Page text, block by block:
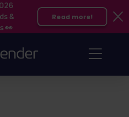
&
👀
Read more!